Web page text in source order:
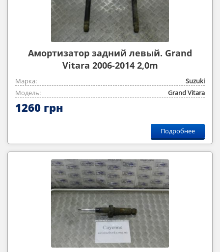
Амортизатор задний левый. Grand
Vitara 2006-2014 2,0m
Марка:
Suzuki
Модель:
Grand Vitara
1260 грн
Подробнее